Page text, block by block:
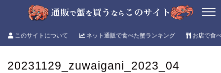
このサイトについて ネット通販で食べた蟹ランキング お店で食
20231129_zuwaigani_2023_04